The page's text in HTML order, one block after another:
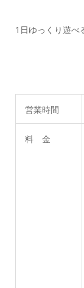
1日ゆっくり遊べ
営業時間
料 金